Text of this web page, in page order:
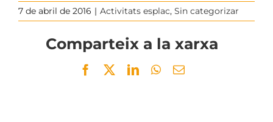
7 de abril de 2016 | Activitats esplac, Sin categorizar
Comparteix a la xarxa
Facebook
TwitterLinkedInWhatsApp
Email